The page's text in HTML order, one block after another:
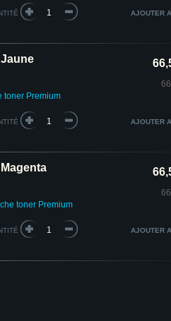
toner Premium
toner Premium